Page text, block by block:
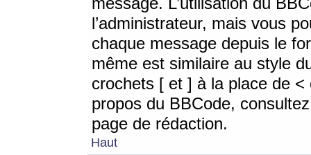
l’administrateur, mais vous
chaque message depuis le
même est similaire au style
crochets [ et ] à la place de <
propos du BBCode,
page de rédaction.
Haut